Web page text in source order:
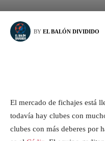
BY EL BALÓN DIVIDIDO
El mercado de fichajes está
todavía hay clubes con
clubes con más deberes por